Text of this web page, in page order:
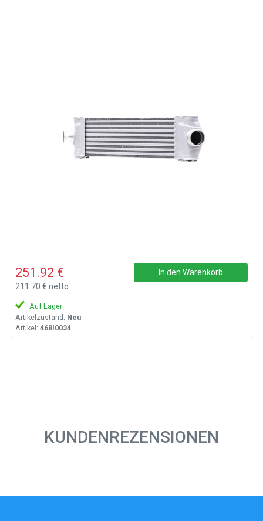
251.92 €
211.70 € netto
In den Warenkorb
Auf Lager
Artikelzustand: Neu
Artikel: 468I0034
KUNDENREZENSIONEN